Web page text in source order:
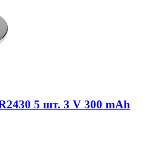
5 шт. 3 V 300 mAh